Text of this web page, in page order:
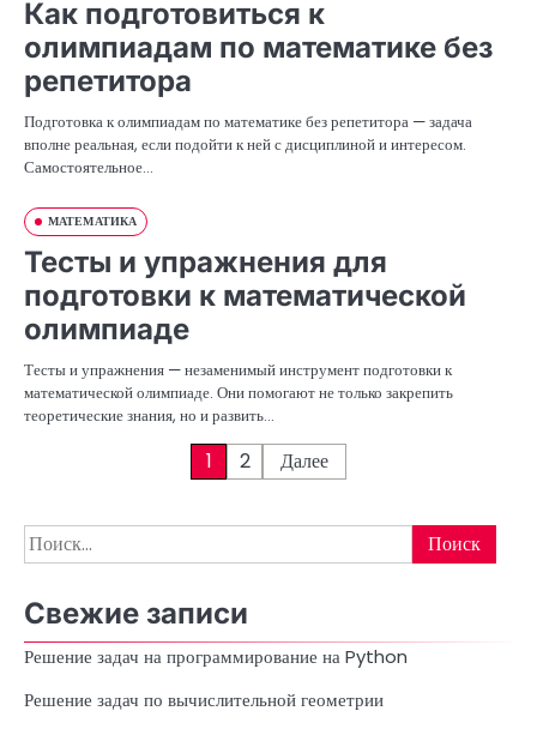
Как подготовиться к
олимпиадам по математике без
репетитора
Подготовка к олимпиадам по математике без репетитора — задача
вполне реальная, если подойти к ней с дисциплиной и интересом.
Самостоятельное…
МАТЕМАТИКА
Тесты и упражнения для
подготовки к математической
олимпиаде
Тесты и упражнения — незаменимый инструмент подготовки к
математической олимпиаде. Они помогают не только закрепить
теоретические знания, но и развить…
г
и
н
1 2 Далее
Найти:
Свежие записи
Решение задач на программирование на Python
Решение задач по вычислительной геометрии